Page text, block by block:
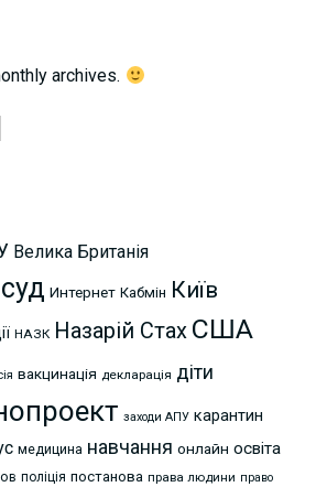
archives.
Велика Британія
Интернет Кабмін Київ
НАЗК Назарій Стах США
вакцинація декларація діти
заходи АПУ карантин
медицина навчання онлайн освіта
поліція постанова права людини право